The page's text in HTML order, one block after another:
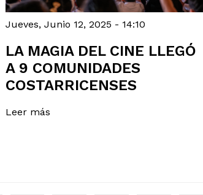
Jueves, Junio 12, 2025 - 14:10
LA MAGIA DEL CINE LLEGÓ
A 9 COMUNIDADES
COSTARRICENSES
Leer más